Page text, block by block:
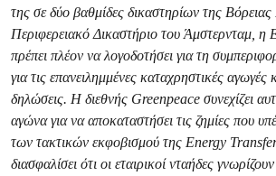
της σε δύο βαθμίδες δικαστηρίων της
Περιφερειακό Δικαστήριο του Άμστερνταμ,
πρέπει πλέον να λογοδοτήσει για τη
για τις επανειλημμένες καταχρηστικές αγωγές
δηλώσεις. Η διεθνής Greenpeace συνεχίζει
αγώνα για να αποκαταστήσει τις ζημίες που
των τακτικών εκφοβισμού της Energy
διασφαλίσει ότι οι εταιρικοί νταήδες